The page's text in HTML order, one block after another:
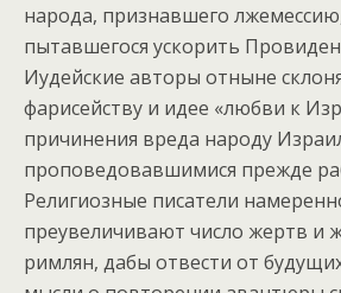
народа, признавшего
пытавшегося ускорить
Иудейские авторы отныне
фарисейству и идее «любви к
причинения вреда народу
проповедовавшимися прежде
Религиозные писатели
преувеличивают число жертв и
римлян, дабы отвести от